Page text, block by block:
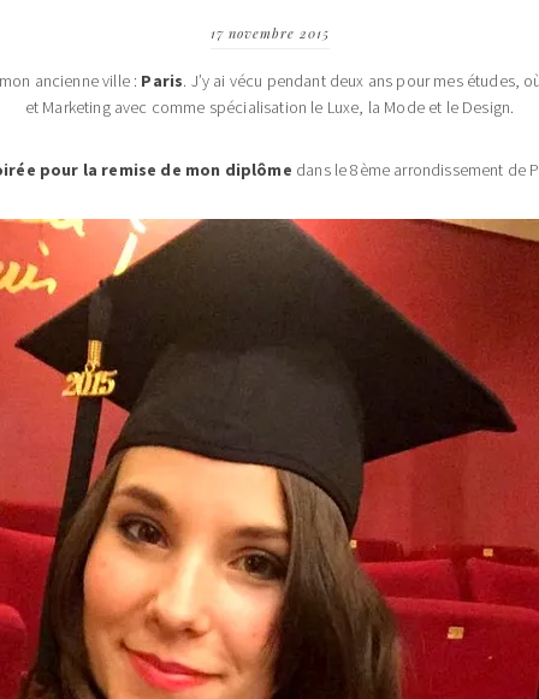
17 novembre 2015
ancienne ville : Paris. J’y ai vécu pendant deux ans pour mes études,
et Marketing avec comme spécialisation le Luxe, la Mode et le Design.
pour la remise de mon diplôme dans le 8ème arrondissement de